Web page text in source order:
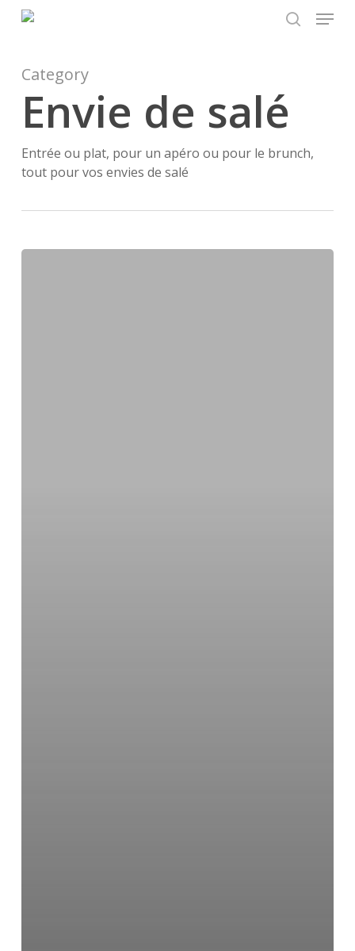
content
Menu
Category
Envie de salé
Entrée ou plat, pour un apéro ou pour le brunch,
tout pour vos envies de salé